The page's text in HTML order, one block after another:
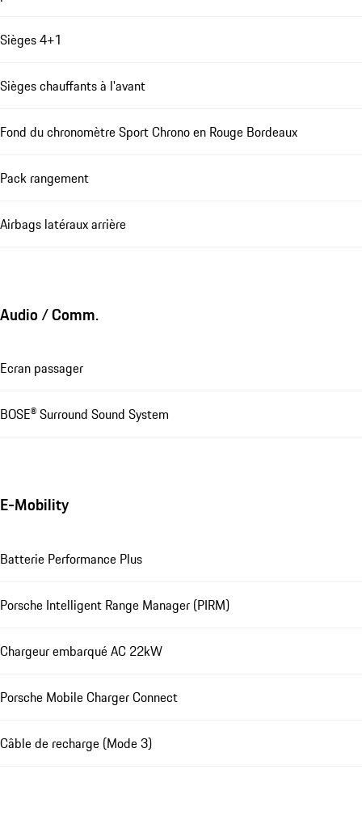
Sièges 4+1
Sièges chauffants à l'avant
Fond du chronomètre Sport Chrono en Rouge Bordeaux
Pack rangement
Airbags latéraux arrière
Audio / Comm.
Ecran passager
BOSE® Surround Sound System
E-Mobility
Batterie Performance Plus
Porsche Intelligent Range Manager (PIRM)
Chargeur embarqué AC 22kW
Porsche Mobile Charger Connect
Câble de recharge (Mode 3)